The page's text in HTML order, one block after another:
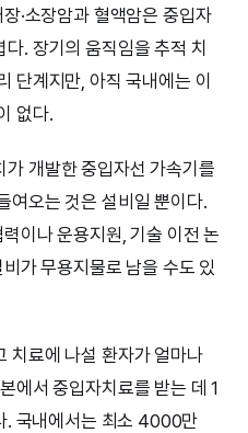
·소장암과 혈액암은 중입자
. 장기의 움직임을 추적 치
단계지만, 아직 국내에는 이
없다.
개발한 중입자선 가속기를
여오는 것은 설비일 뿐이다.
이나 운용지원, 기술 이전 논
가 무용지물로 남을 수도 있
치료에 나설 환자가 얼마나
에서 중입자치료를 받는 데 1
. 국내에서는 최소 4000만